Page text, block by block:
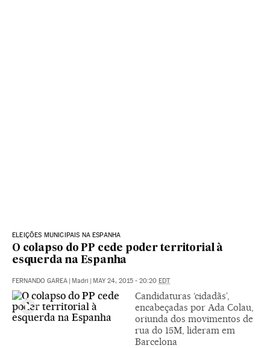
ELEIÇÕES MUNICIPAIS NA ESPANHA
O colapso do PP cede poder territorial à
esquerda na Espanha
FERNANDO GAREA | Madri | MAY 24, 2015 - 20:20 EDT
Candidaturas ‘cidadãs’,
encabeçadas por Ada Colau,
oriunda dos movimentos de
rua do 15M, lideram em
Barcelona